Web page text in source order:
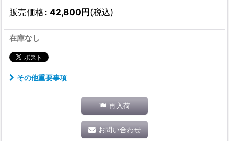
販売価格: 42,800円(税込)
在庫なし
その他重要事項
再入荷
お問い合わせ